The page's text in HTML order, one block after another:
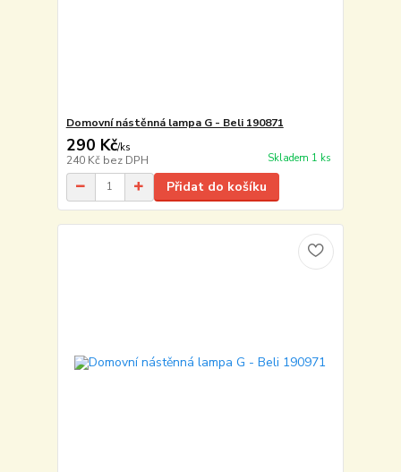
Domovní nástěnná lampa G - Beli 190871
290 Kč/ks
240 Kč bez DPH Skladem 1 ks
Přidat do košíku